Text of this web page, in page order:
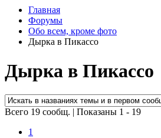
Главная
Форумы
Обо всем, кроме фото
Дырка в Пикассо
Дырка в Пикассо
Всего 19 сообщ. | Показаны 1 - 19
1